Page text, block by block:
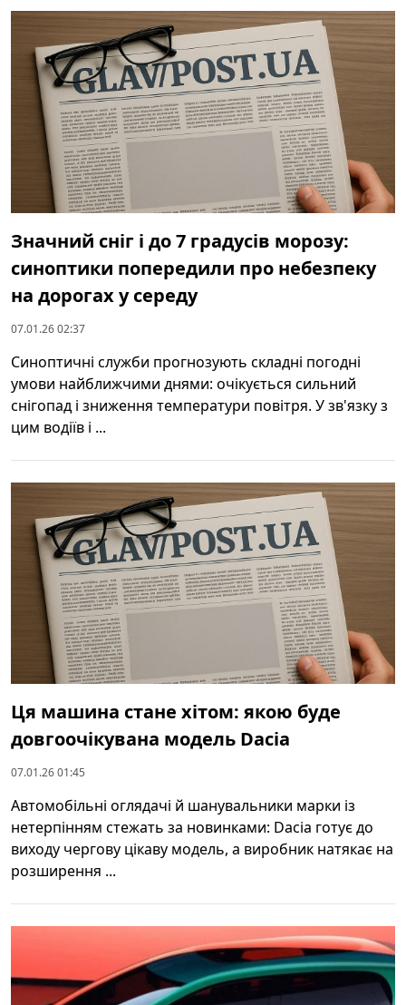
Значний сніг і до 7 градусів морозу:
синоптики попередили про небезпеку
на дорогах у середу
07.01.26 02:37
Синоптичні служби прогнозують складні погодні
умови найближчими днями: очікується сильний
снігопад і зниження температури повітря. У зв'язку з
цим водіїв і ...
Ця машина стане хітом: якою буде
довгоочікувана модель Dacia
07.01.26 01:45
Автомобільні оглядачі й шанувальники марки із
нетерпінням стежать за новинками: Dacia готує до
виходу чергову цікаву модель, а виробник натякає на
розширення ...